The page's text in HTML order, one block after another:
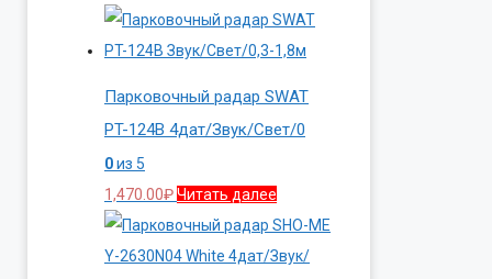
составляла
2,600.00₽.
950.00₽.
Парковочный радар SWAT
PT-124B 4дат/Звук/Свет/0
0из 5
1,470.00₽Читать далее